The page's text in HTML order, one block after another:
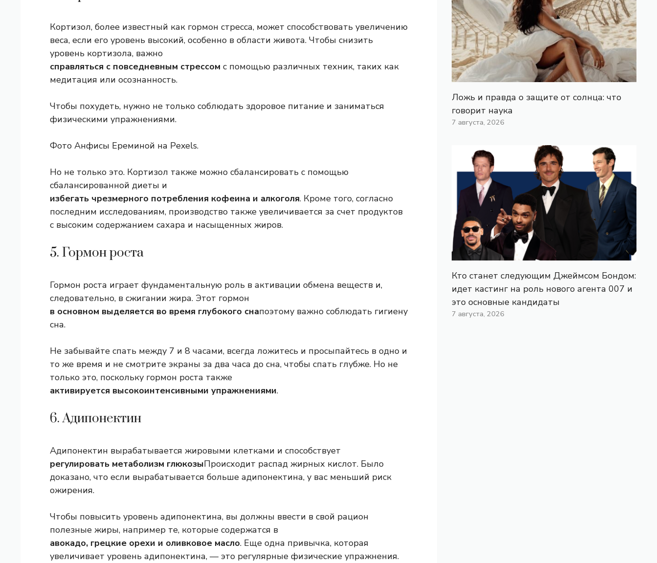
Кортизол, более известный как гормон стресса, может способствовать увеличению
веса, если его уровень высокий, особенно в области живота. Чтобы снизить
уровень кортизола, важно
справляться с повседневным стрессом с помощью различных техник, таких как
медитация или осознанность.
Чтобы похудеть, нужно не только соблюдать здоровое питание и заниматься
физическими упражнениями.
Фото Анфисы Ереминой на Pexels.
Но не только это. Кортизол также можно сбалансировать с помощью
сбалансированной диеты и
избегать чрезмерного потребления кофеина и алкоголя. Кроме того, согласно
последним исследованиям, производство также увеличивается за счет продуктов
с высоким содержанием сахара и насыщенных жиров.
5. Гормон роста
Гормон роста играет фундаментальную роль в активации обмена веществ и,
следовательно, в сжигании жира. Этот гормон
в основном выделяется во время глубокого снапоэтому важно соблюдать гигиену
сна.
Не забывайте спать между 7 и 8 часами, всегда ложитесь и просыпайтесь в одно и
то же время и не смотрите экраны за два часа до сна, чтобы спать глубже. Но не
только это, поскольку гормон роста также
активируется высокоинтенсивными упражнениями.
6. Адипонектин
Адипонектин вырабатывается жировыми клетками и способствует
регулировать метаболизм глюкозыПроисходит распад жирных кислот. Было
доказано, что если вырабатывается больше адипонектина, у вас меньший риск
ожирения.
Чтобы повысить уровень адипонектина, вы должны ввести в свой рацион
полезные жиры, например те, которые содержатся в
авокадо, грецкие орехи и оливковое масло. Еще одна привычка, которая
увеличивает уровень адипонектина, — это регулярные физические упражнения.
Ложь и правда о защите от солнца: что
говорит наука
7 августа, 2026
Кто станет следующим Джеймсом Бондом:
идет кастинг на роль нового агента 007 и
это основные кандидаты
7 августа, 2026